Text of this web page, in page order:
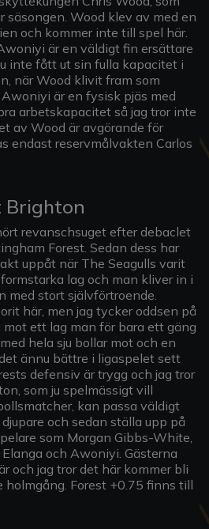
säsongen. Wood klev av med en
och kommer inte till spel här.
är en väldigt fin ersättare
inte fått ut sin fulla kapacitet i
när Wood klivit fram som
är en fysisk pjäs med
arbetskapacitet så jag tror inte
av Wood är avgörande för
endast reservmålvakten Carlos
Brighton
revanschsuget efter debaclet
Forest. Sedan dess har
uppåt när The Seagulls varit
lag och man kliver in i
med stort självförtroende.
här, men jag tycker oddsen på
ett lag man för bara ett gäng
hela sju bollar mot och en
ännu bättre i ligaspelet sett
defensiv är trygg och jag tror
som ju spelmässigt vill
kan passa väldigt
och sedan ställa upp på
som Morgan Gibbs-White,
och Awoniyi. Gästerna
och jag tror det här kommer bli
Forest +0.75 finns till